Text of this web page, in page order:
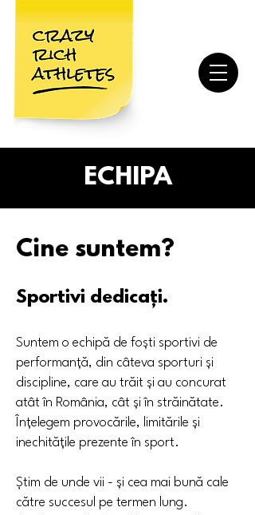
ECHIPA
Cine suntem?
Sportivi dedicați.
Suntem o echipă de foști sportivi de
performanță, din câteva sporturi și
discipline, care au trăit și au concurat
atât în România, cât și în străinătate.
Înțelegem provocările, limitările și
inechitățile prezente în sport.
Știm de unde vii - și cea mai bună cale
către succesul pe termen lung.